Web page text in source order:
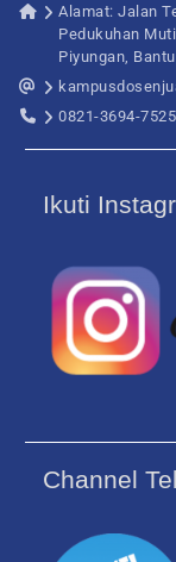
Alamat: Jalan
Pedukuhan
Piyungan,
0821-3694-7525
Ikuti
Channel